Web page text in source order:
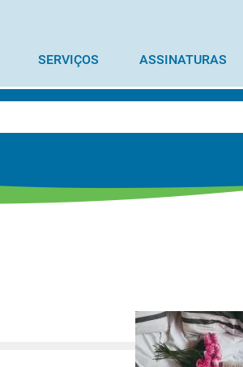
SERVIÇOS ASSINATURAS